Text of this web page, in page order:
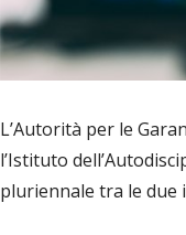
L’Autorità per le
l’Istituto
pluriennale tra le due